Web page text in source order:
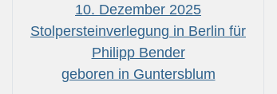
10. Dezember 2025
Stolpersteinverlegung in Berlin für
Philipp Bender
geboren in Guntersblum